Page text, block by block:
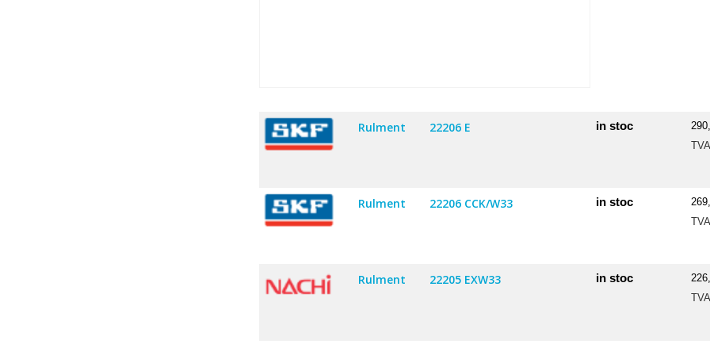
Rulment 22206 E in stoc
TVA
Rulment 22206 CCK/W33 in stoc
TVA
Rulment 22205 EXW33 in stoc
TVA